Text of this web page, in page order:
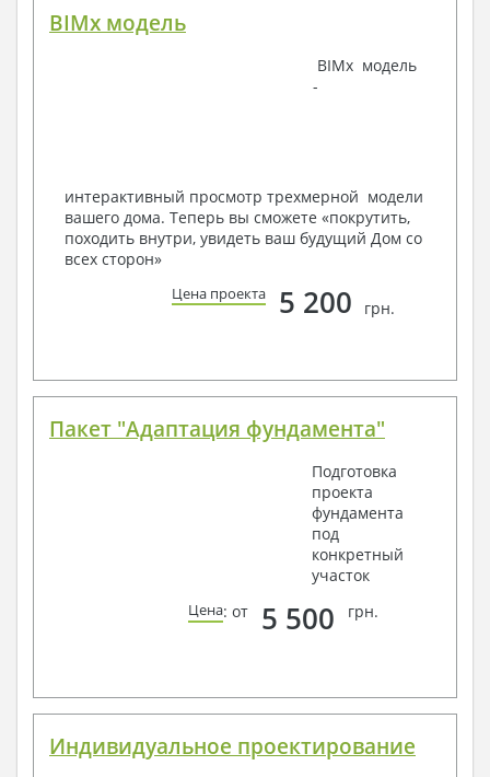
Инженеров – всегда готовы воплотить Вашу мечту
условий, за дополнительную плату.
Получить профессиональную консультацию у
наших специалистов, Вы можете любым
способом связи: закажите обратный звонок,
по viber, e-mail, телефон -
BIMx модель
BIMx модель
-
интерактивный просмотр трехмерной модели
вашего дома. Теперь вы сможете «покрутить,
походить внутри, увидеть ваш будущий Дом со
всех сторон»
Цена проекта 5 200 грн.
Пакет "Адаптация фундамента"
Подготовка
проекта
фундамента
под
конкретный
участок
Цена: от 5 500 грн.
Индивидуальное проектирование